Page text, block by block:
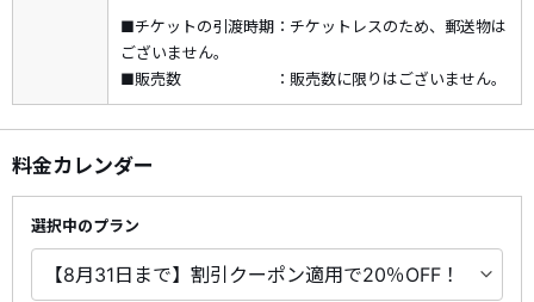
貴重な檜皮葺（ひわだぶき）の本堂「希雲閣（きうんかく）」
は山県市指定文化財にも認定されています。
中庭に臨む、四季折々の美しいドウダンツツジは圧巻の景色で
◎御朱印デザイン解説・・・
厳しい修行を経て龍となる"登竜門"の禅語や、龍の昇天により
きました。
＜夏詣デジタルスタンプラリー開催！＞
■チケットの引渡時期：チケットレスのため、郵送物は
ございません。
■販売数 ：販売数に限りはございません。
料金カレンダー
選択中のプラン